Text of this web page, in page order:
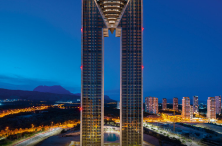
REHABILITACIÓN
Edificio ‘LaLoza’, en Las
GranCanaria
URBANISMO
Recuperaciónde laaldea